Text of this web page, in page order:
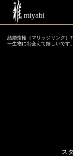
結婚指輪（マリッジリング）
一生物に出会えて嬉しいです
ス